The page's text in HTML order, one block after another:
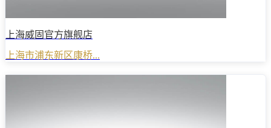
上海威固官方旗舰店
上海市浦东新区康桥...